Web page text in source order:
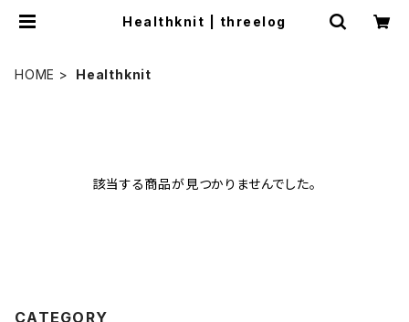
Healthknit | threelog
HOME Healthknit
該当する商品が見つかりませんでした。
CATEGORY